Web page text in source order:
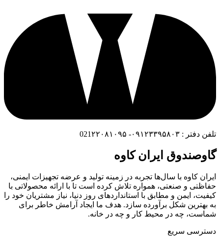
تلفن دفتر : ۰۹۱۲۳۳۹۵۸۰۳- 021۲۲۰۸۱۰۹۵
گاوصندوق ایران کاوه
ایران کاوه با سال‌ها تجربه در زمینه تولید و عرضه تجهیزات ایمنی،
حفاظتی و صنعتی، همواره تلاش کرده است تا با ارائه محصولاتی با
کیفیت، ایمن و مطابق با استانداردهای روز دنیا، نیاز مشتریان خود را
به بهترین شکل برآورده سازد. هدف ما ایجاد آرامش خاطر برای
شماست، چه در محیط کار و چه در خانه.
دسترسی سریع